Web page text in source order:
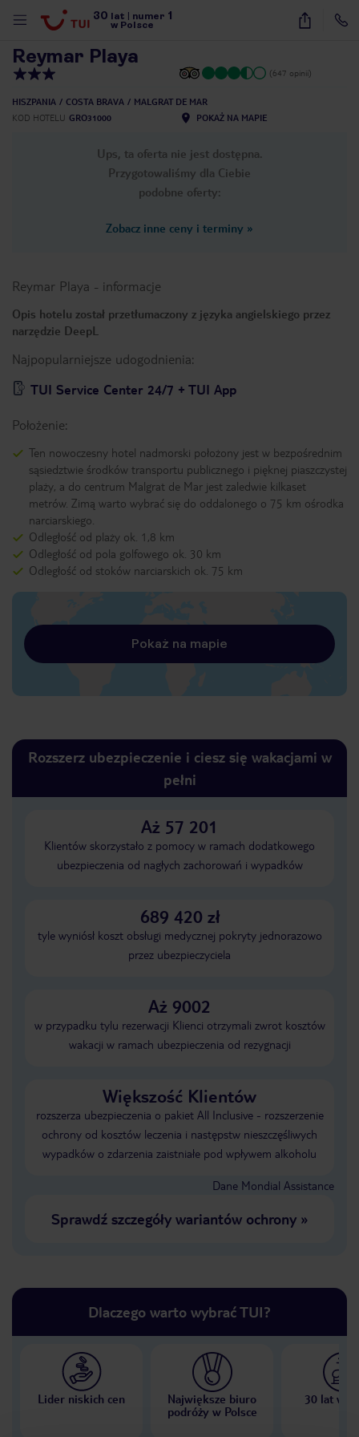
30 lat numer 1
w Polsce
20
Reymar Playa
(647 opinii)
HISZPANIA COSTA BRAVA
MALGRAT DE MAR
KOD HOTELU GRO31000 POKAŻ NA MAPIE
Ups, ta oferta nie jest dostępna.
Przygotowaliśmy dla Ciebie
podobne oferty:
Zobacz inne ceny i terminy »
Reymar Playa - informacje
Opis hotelu został przetłumaczony z języka angielskiego przez
narzędzie DeepL
Najpopularniejsze udogodnienia:
TUI Service Center 24/7 + TUI App
Położenie:
Ten nowoczesny hotel nadmorski położony jest w bezpośrednim
sąsiedztwie środków transportu publicznego i pięknej piaszczystej
plaży, a do centrum Malgrat de Mar jest zaledwie kilkaset
metrów. Zimą warto wybrać się do oddalonego o 75 km ośrodka
narciarskiego.
Odległość od plaży ok. 1,8 km
Odległość od pola golfowego ok. 30 km
Odległość od stoków narciarskich ok. 75 km
Pokaż na mapie
Rozszerz ubezpieczenie i ciesz się wakacjami w
pełni
Aż 57 201
Klientów skorzystało z pomocy w ramach dodatkowego
ubezpieczenia od nagłych zachorowań i wypadków
689 420 zł
tyle wyniósł koszt obsługi medycznej pokryty jednorazowo
przez ubezpieczyciela
Aż 9002
w przypadku tylu rezerwacji Klienci otrzymali zwrot kosztów
wakacji w ramach ubezpieczenia od rezygnacji
Większość Klientów
rozszerza ubezpieczenia o pakiet All Inclusive - rozszerzenie
ochrony od kosztów leczenia i następstw nieszczęśliwych
wypadków o zdarzenia zaistniałe pod wpływem alkoholu
Dane Mondial Assistance
Sprawdź szczegóły wariantów ochrony»
Dlaczego warto wybrać TUI?
Lider niskich cen
Największe biuro
podróży w Polsce
30 lat w